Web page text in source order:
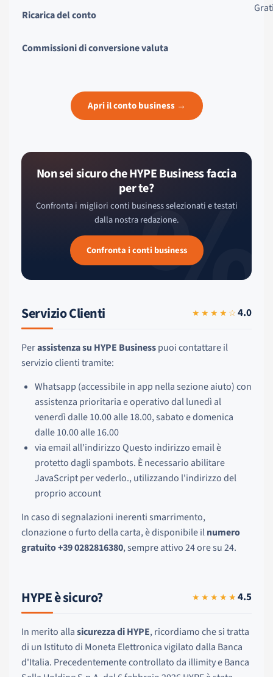
Ricarica del conto
Commissioni di conversione valuta
Apri il conto business →
%
Non sei sicuro che HYPE Business faccia
per te?
Confronta i migliori conti business selezionati e testati
dalla nostra redazione.
Confronta i conti business
Servizio Clienti ★★★★☆4.0
Perassistenza su HYPE Businesspuoi contattare il
servizio clienti tramite:
Whatsapp (accessibile in app nella sezione aiuto) con
assistenza prioritaria e operativo dal lunedì al
venerdì dalle 10.00 alle 18.00, sabato e domenica
dalle 10.00 alle 16.00
via email all'indirizzoQuesto indirizzo email è
protetto dagli spambots. È necessario abilitare
JavaScript per vederlo., utilizzando l'indirizzo del
proprio account
In caso di segnalazioni inerenti smarrimento,
clonazione o furto della carta, è disponibile ilnumero
gratuito +39 0282816380, sempre attivo 24 ore su 24.
HYPE è sicuro? ★★★★★4.5
In merito allasicurezza di HYPE, ricordiamo che si tratta
di un Istituto di Moneta Elettronica vigilato dalla Banca
d'Italia. Precedentemente controllato da illimity e Banca